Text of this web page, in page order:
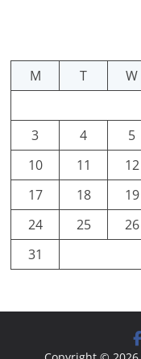
M
T W
3
4 5
10
11 12
17
18 19
24
25 26
31